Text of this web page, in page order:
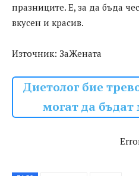
празниците. Е, за да бъда
вкусен и красив.
Източник: ЗаЖената
Диетолог бие
могат да